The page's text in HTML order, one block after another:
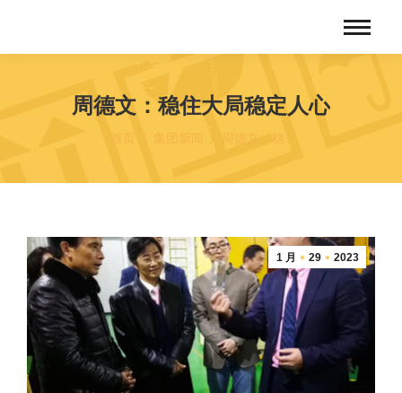
周德文：稳住大局稳定人心
1 月 29 2023